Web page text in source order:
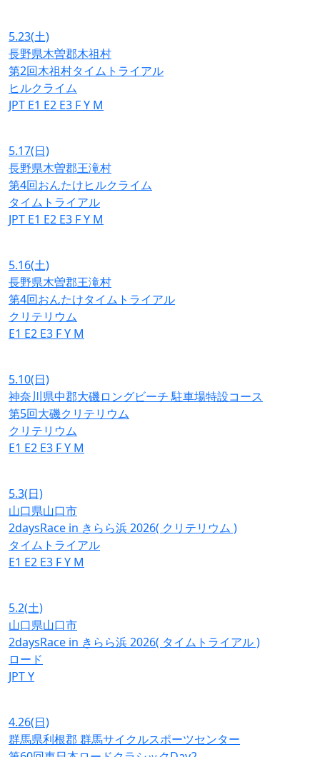
5.23(土)
長野県木曽郡木祖村
第2回木祖村タイムトライアル
ヒルクライム
JPT E1 E2 E3 FY M
5.17(日)
長野県木曽郡王滝村
第4回おんたけヒルクライム
タイムトライアル
JPT E1 E2 E3 FY M
5.16(土)
長野県木曽郡王滝村
第4回おんたけタイムトライアル
クリテリウム
E1 E2 E3 FY M
5.10(日)
神奈川県中郡大磯ロングビーチ 駐車場特設コース
第5回大磯クリテリウム
クリテリウム
E1 E2 E3 FY M
5.3(日)
山口県山口市
2daysRace in きらら浜 2026( クリテリウム )
タイムトライアル
E1 E2 E3 FY M
5.2(土)
山口県山口市
2daysRace in きらら浜 2026( タイムトライアル )
ロード
JPTY
4.26(日)
群馬県利根郡 群馬サイクルスポーツセンター